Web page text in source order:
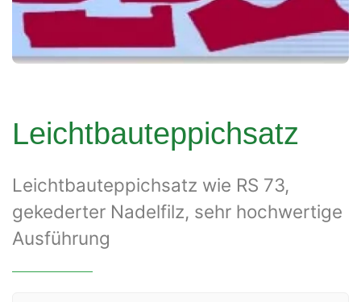
Leichtbauteppichsatz
Leichtbauteppichsatz wie RS 73,
gekederter Nadelfilz, sehr hochwertige
Ausführung